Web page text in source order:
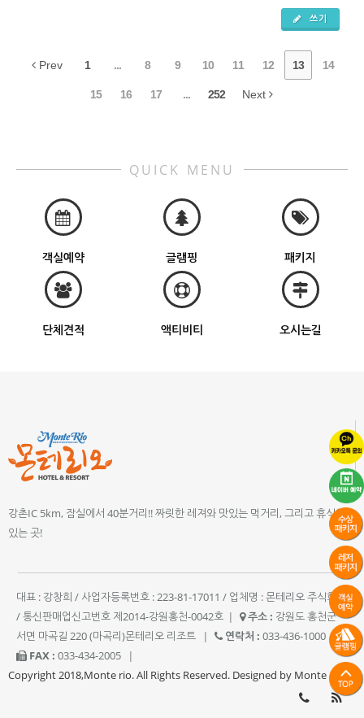
쓰기
Prev 1 ... 8 9 10 11 12 13 14
15 16 17 ... 252 Next
QUICK MENU
객실예약 글램핑 패키지
단체견적 액티비티 오시는길
강촌IC 5km, 잠실에서 40분거리!! 짜릿한 레져와 맛있는 먹거리, 그리고 휴식이
있는 곳!
대표 : 강창희 / 사업자등록번호 : 223-81-17011 / 업체명 : 몬테리오 주식회사
/ 통신판매업신고번호 제2014-강원홍천-0042호 | 주소 : 강원도 홍천군
서면 마곡길 220 (마곡리)몬테리오 리조트
| 연락처 : 033-436-1000
|
FAX : 033-434-2005
|
Copyright 2018,Monte rio. All Rights Reserved. Designed by Monte rio.